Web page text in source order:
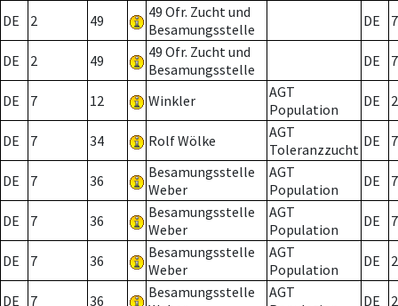
DE 2 49
49 Ofr. Zucht und
Besamungsstelle
DE 7
DE 2 49
49 Ofr. Zucht und
Besamungsstelle
DE 7
DE 7 12 Winkler
AGT
Population
DE 2
DE 7 34 Rolf Wölke
AGT
Toleranzzucht DE 7
DE 7 36
Besamungsstelle
Weber
AGT
Population
DE 7
DE 7 36
Besamungsstelle
Weber
AGT
Population
DE 7
DE 7 36
Besamungsstelle
Weber
AGT
Population
DE 2
DE 7 36
Besamungsstelle
AGT
DE 2